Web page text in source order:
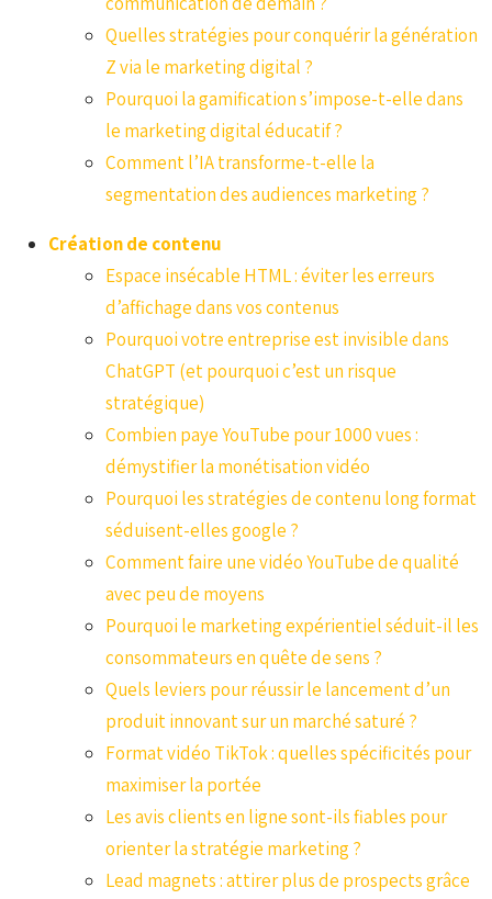
Quelles stratégies pour conquérir la génération
Z via le marketing digital ?
Pourquoi la gamification s’impose-t-elle dans
le marketing digital éducatif ?
Comment l’IA transforme-t-elle la
segmentation des audiences marketing ?
Création de contenu
Espace insécable HTML : éviter les erreurs
d’affichage dans vos contenus
Pourquoi votre entreprise est invisible dans
ChatGPT (et pourquoi c’est un risque
stratégique)
Combien paye YouTube pour 1000 vues :
démystifier la monétisation vidéo
Pourquoi les stratégies de contenu long format
séduisent-elles google ?
Comment faire une vidéo YouTube de qualité
avec peu de moyens
Pourquoi le marketing expérientiel séduit-il les
consommateurs en quête de sens ?
Quels leviers pour réussir le lancement d’un
produit innovant sur un marché saturé ?
Format vidéo TikTok : quelles spécificités pour
maximiser la portée
Les avis clients en ligne sont-ils fiables pour
orienter la stratégie marketing ?
Lead magnets : attirer plus de prospects grâce